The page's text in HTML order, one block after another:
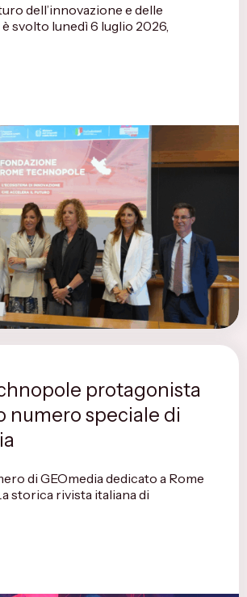
dell’innovazione e delle
svolto lunedì 6 luglio 2026,
protagonista
numero speciale di
di GEOmedia dedicato a Rome
storica rivista italiana di